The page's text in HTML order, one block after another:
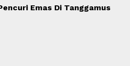
Emas Di Tanggamus